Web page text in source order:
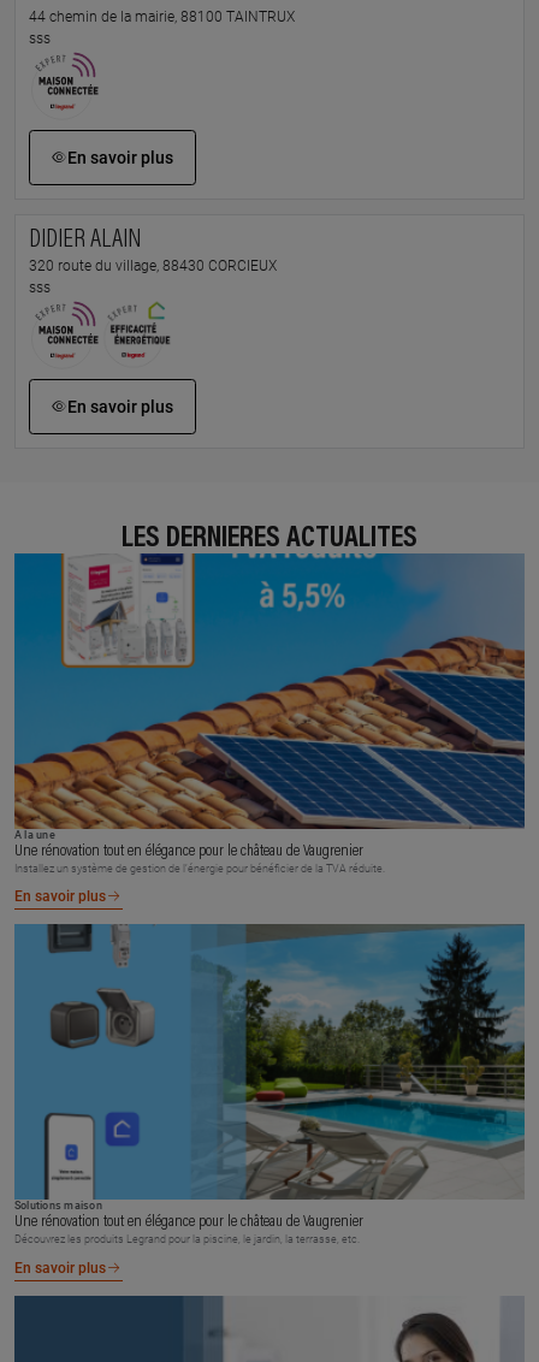
44 chemin de la mairie, 88100 TAINTRUX
sss
En savoir plus
DIDIER ALAIN
320 route du village, 88430 CORCIEUX
sss
En savoir plus
LES DERNIÈRES ACTUALITÉS
À la une
Une rénovation tout en élégance pour le château de Vaugrenier
Installez un système de gestion de l’énergie pour bénéficier de la TVA réduite.
En savoir plus
Solutions maison
Une rénovation tout en élégance pour le château de Vaugrenier
Découvrez les produits Legrand pour la piscine, le jardin, la terrasse, etc.
En savoir plus